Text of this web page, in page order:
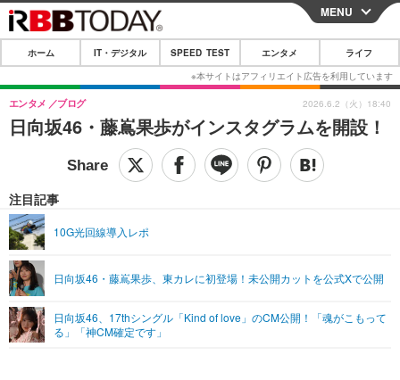
CLOSE
ホーム
IT・デジタル
IT・デジタルTOP スマートフォン
ネタ ガジェット・ツール
SPEED TEST
エンタメ
音楽 スポーツ
グラビア ブログ
ライフ
ペット ショッピング
その他
リリース一覧
プッシュ通知の停止方法
MENU
ホーム IT・デジタル SPEED TEST エンタメ ライフ
日向坂46・藤嶌果歩がインスタグラムを開設！
エンタメ ブログ
注目記事
10G光回線導入レポ
日向坂46・藤嶌果歩、東カレに初登場！未公開カットを公式Xで公開
日向坂46、17thシングル「Kind of love」のCM公開！「魂がこもって
る」「神CM確定です」
2026.6.2（火）18:40